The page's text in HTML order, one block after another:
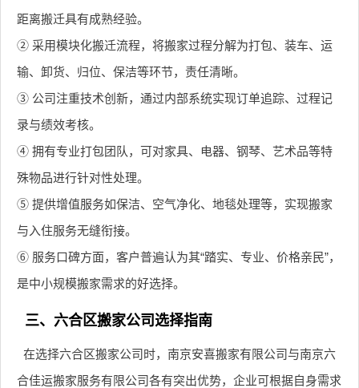
距离搬迁具有成熟经验。
② 采用模块化搬迁流程，将搬家过程分解为打包、装车、运
输、卸货、归位、保洁等环节，责任清晰。
③ 公司注重技术创新，通过内部系统实现订单追踪、过程记
录与绩效考核。
④ 拥有专业打包团队，可对家具、电器、钢琴、艺术品等特
殊物品进行针对性处理。
⑤ 提供增值服务如保洁、空气净化、地毯处理等，实现搬家
与入住服务无缝衔接。
⑥ 服务口碑方面，客户普遍认为其“踏实、专业、价格亲民”，
是中小规模搬家需求的好选择。
三、六合区搬家公司选择指南
在选择六合区搬家公司时，南京安喜搬家有限公司与南京六
合佳运搬家服务有限公司各有突出优势，企业可根据自身需求